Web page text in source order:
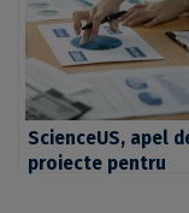
pentru România”
UB, prezentă la
ediția din 2025 a
„CIVIS DAYS” la
Roma
ScienceUS, apel
proiecte pentru